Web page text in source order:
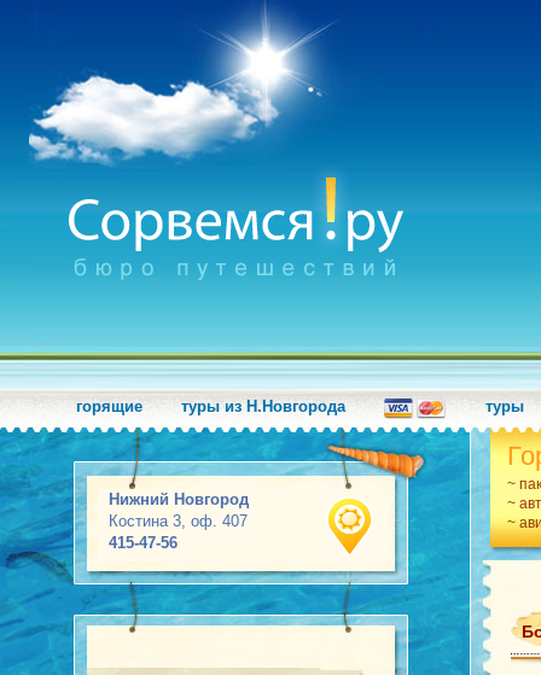
горящие туры из Н.Новгорода туры
Нижний Новгород
Костина 3, оф. 407
415-47-56
~
~
~